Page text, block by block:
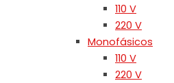
110 V
220 V
Monofásicos
110 V
220 V